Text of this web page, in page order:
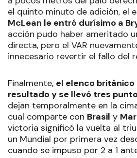
el quinto minuto de adición, el
McLean le entró durísimo a
acción pudo haber ameritado
directa, pero el VAR
innecesario revertir el fallo del
Finalmente, el elenco
resultado y se llevó tres
dejan temporalmente en la
cual comparte con Brasil y
victoria significó la vuelta al
un Mundial por primera vez
cuando se impuso por 2 a 1